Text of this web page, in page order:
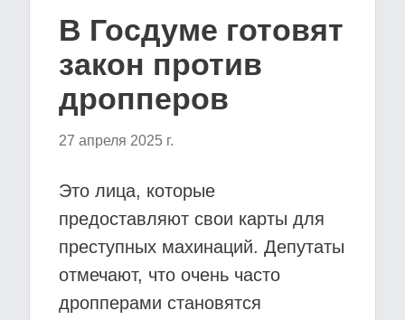
В Госдуме готовят
закон против
дропперов
27 апреля 2025 г.
Это лица, которые
предоставляют свои карты для
преступных махинаций. Депутаты
отмечают, что очень часто
дропперами становятся